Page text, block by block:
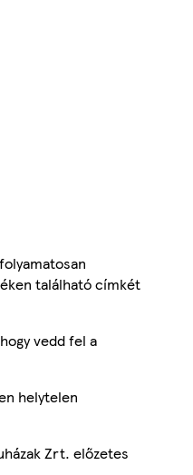
található címkét
vedd fel a
helytelen
Zrt. előzetes